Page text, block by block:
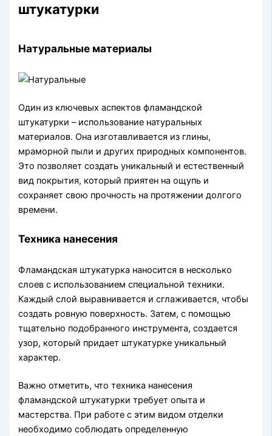
штукатурки
Натуральные материалы
Один из ключевых аспектов фламандской
штукатурки – использование натуральных
материалов. Она изготавливается из глины,
мраморной пыли и других природных компонентов.
Это позволяет создать уникальный и естественный
вид покрытия, который приятен на ощупь и
сохраняет свою прочность на протяжении долгого
времени.
Техника нанесения
Фламандская штукатурка наносится в несколько
слоев с использованием специальной техники.
Каждый слой выравнивается и сглаживается, чтобы
создать ровную поверхность. Затем, с помощью
тщательно подобранного инструмента, создается
узор, который придает штукатурке уникальный
характер.
Важно отметить, что техника нанесения
фламандской штукатурки требует опыта и
мастерства. При работе с этим видом отделки
необходимо соблюдать определенную